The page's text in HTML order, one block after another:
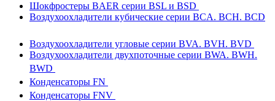
Шокфростеры BAER серии BSL и BSD
Воздухоохладители кубические серии BCA. BCH. BCD
Воздухоохладители угловые серии BVA. BVH. BVD
Воздухоохладители двухпоточные серии BWA. BWH.
BWD
Конденсаторы FN
Конденсаторы FNV